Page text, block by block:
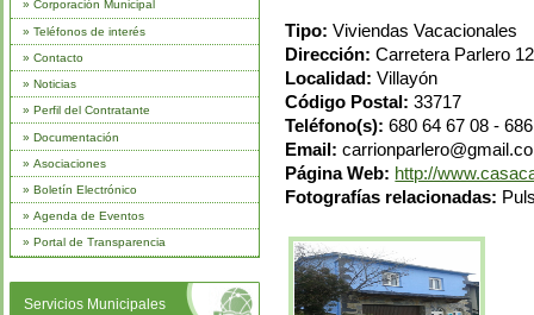
» Corporación Municipal
» Teléfonos de interés
» Contacto
» Noticias
» Perfil del Contratante
» Documentación
» Asociaciones
» Boletín Electrónico
» Agenda de Eventos
» Portal de Transparencia
Servicios Municipales
Tipo:Viviendas Vacacionales
Dirección:Carretera Parlero 12
Localidad:Villayón
Código Postal:33717
Teléfono(s):680 64 67 08 -
Email:
Página Web: http://
Fotografías relacionadas: